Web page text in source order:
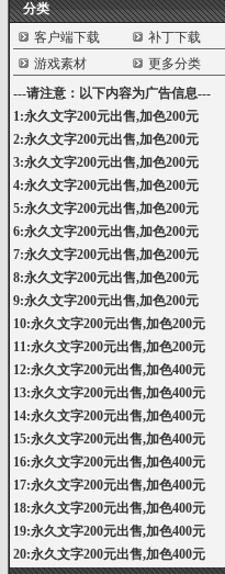
分类
客户端下载
补丁下载
游戏素材
更多分类
---请注意：以下内容为广告信息---
1:永久文字200元出售,加色200元
2:永久文字200元出售,加色200元
3:永久文字200元出售,加色200元
4:永久文字200元出售,加色200元
5:永久文字200元出售,加色200元
6:永久文字200元出售,加色200元
7:永久文字200元出售,加色200元
8:永久文字200元出售,加色200元
9:永久文字200元出售,加色200元
10:永久文字200元出售,加色200元
11:永久文字200元出售,加色200元
12:永久文字200元出售,加色400元
13:永久文字200元出售,加色400元
14:永久文字200元出售,加色400元
15:永久文字200元出售,加色400元
16:永久文字200元出售,加色400元
17:永久文字200元出售,加色400元
18:永久文字200元出售,加色400元
19:永久文字200元出售,加色400元
20:永久文字200元出售,加色400元